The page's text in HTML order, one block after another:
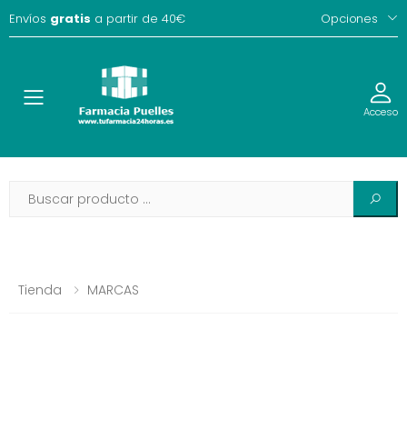
Envíos gratis a partir de 40€ Opciones
Toggle Acceso
Tienda MARCAS